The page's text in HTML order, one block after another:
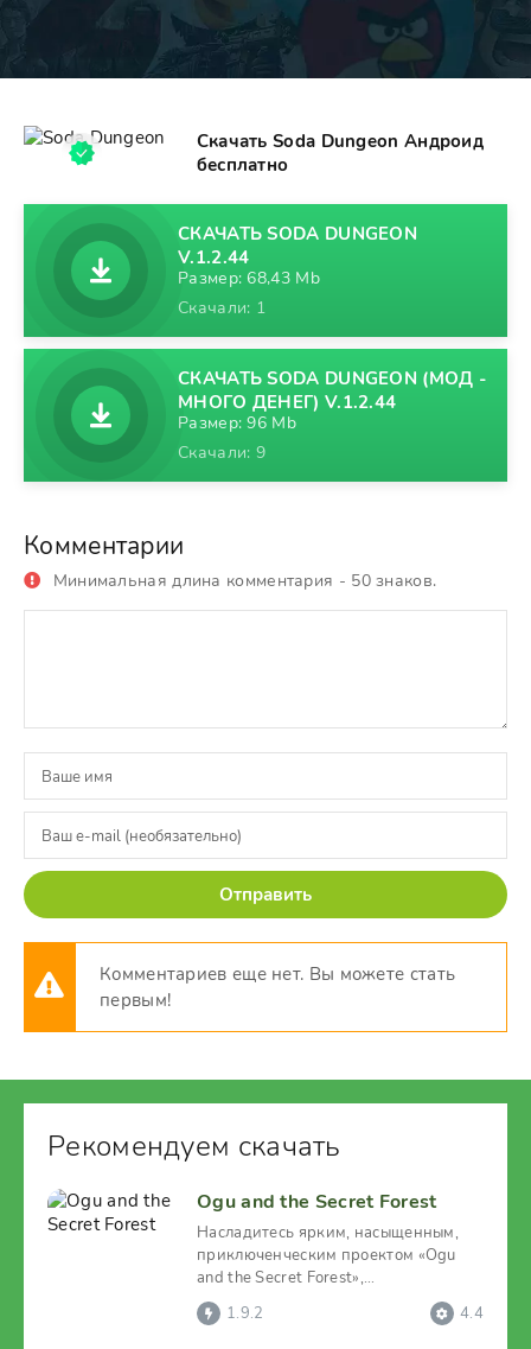
Скачать Soda Dungeon Андроид
бесплатно
СКАЧАТЬ SODA DUNGEON
V.1.2.44
Размер: 68,43 Mb
Скачали: 1
СКАЧАТЬ SODA DUNGEON (МОД -
МНОГО ДЕНЕГ) V.1.2.44
Размер: 96 Mb
Скачали: 9
Комментарии
Минимальная длина комментария - 50 знаков.
Отправить
Комментариев еще нет. Вы можете стать
первым!
Рекомендуем скачать
Ogu and the Secret Forest
Насладитесь ярким, насыщенным,
приключенческим проектом «Ogu
and the Secret Forest»,
приготовившись к
1.9.2 4.4